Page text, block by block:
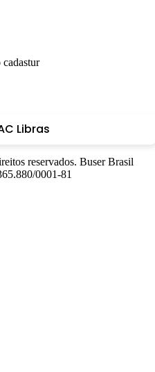
Libras
reservados. Buser Brasil
0001-81